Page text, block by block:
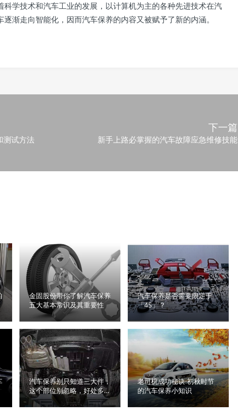
科学技术和汽车工业的发展，以计算机为主的各种先进技术在汽
渐走向智能化，因而汽车保养的内容又被赋予了新的内涵。
测试方法
下一篇
新手上路必掌握的汽车故障应急维修技能
金固股份带你了解汽车保养
五大基本常识及其重要性
汽车保养是否需要限定于
「4S」？
汽车保养别只知道三大件，
这个部位别忽略，好处多的
想不到！
老司机成功秘诀·初秋时节
的汽车保养小知识